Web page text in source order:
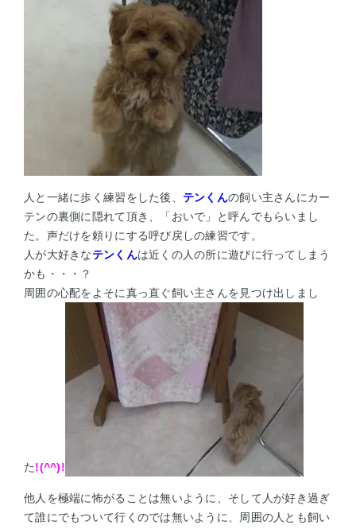
人と一緒に歩く練習をした後、 テンくんの飼い主さんにカー
テンの裏側に隠れて頂き、「おいで」と呼んでもらいまし
た。声だけを頼りにする呼び戻しの練習です。
人が大好きなテンくんは近くの人の所に遊びに行ってしまう
かも・・・？
周囲の心配をよそに真っ直ぐ飼い主さんを見つけ出しまし
た!(^^)!
他人を極端に怖がることは無いように、そして人が好き過ぎ
て誰にでもついて行くのでは無いように、周囲の人とも飼い